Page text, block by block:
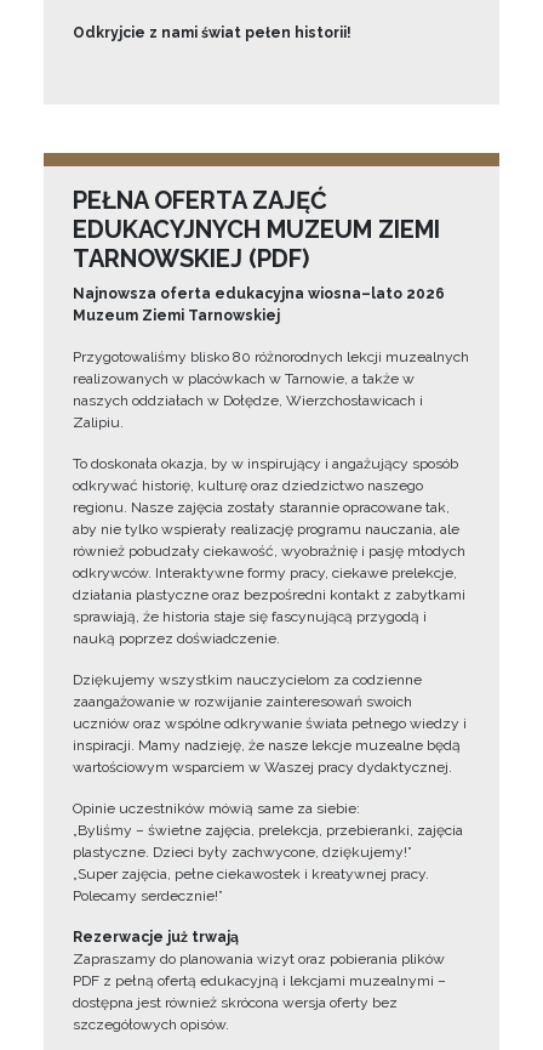
Odkryjcie z nami świat pełen historii!
PEŁNA OFERTA ZAJĘĆ
EDUKACYJNYCH MUZEUM ZIEMI
TARNOWSKIEJ (PDF)
Najnowsza oferta edukacyjna wiosna–lato 2026
Muzeum Ziemi Tarnowskiej
Przygotowaliśmy blisko 80 różnorodnych lekcji muzealnych
realizowanych w placówkach w Tarnowie, a także w
naszych oddziałach w Dołędze, Wierzchosławicach i
Zalipiu.
To doskonała okazja, by w inspirujący i angażujący sposób
odkrywać historię, kulturę oraz dziedzictwo naszego
regionu. Nasze zajęcia zostały starannie opracowane tak,
aby nie tylko wspierały realizację programu nauczania, ale
również pobudzały ciekawość, wyobraźnię i pasję młodych
odkrywców. Interaktywne formy pracy, ciekawe prelekcje,
działania plastyczne oraz bezpośredni kontakt z zabytkami
sprawiają, że historia staje się fascynującą przygodą i
nauką poprzez doświadczenie.
Dziękujemy wszystkim nauczycielom za codzienne
zaangażowanie w rozwijanie zainteresowań swoich
uczniów oraz wspólne odkrywanie świata pełnego wiedzy i
inspiracji. Mamy nadzieję, że nasze lekcje muzealne będą
wartościowym wsparciem w Waszej pracy dydaktycznej.
Opinie uczestników mówią same za siebie:
„Byliśmy – świetne zajęcia, prelekcja, przebieranki, zajęcia
plastyczne. Dzieci były zachwycone, dziękujemy!”
„Super zajęcia, pełne ciekawostek i kreatywnej pracy.
Polecamy serdecznie!”
Rezerwacje już trwają
Zapraszamy do planowania wizyt oraz pobierania plików
PDF z pełną ofertą edukacyjną i lekcjami muzealnymi –
dostępna jest również skrócona wersja oferty bez
szczegółowych opisów.